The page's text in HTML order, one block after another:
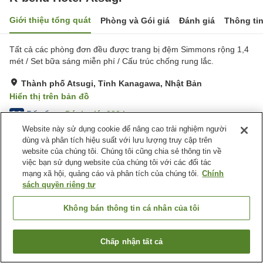
Giới thiệu tổng quát Phòng và Gói giá Đánh giá Thông
Tất cả các phòng đơn đều được trang bị đệm Simmons rộng 1,4
mét / Set bữa sáng miễn phí / Cấu trúc chống rung lắc.
Thành phố Atsugi, Tỉnh Kanagawa, Nhật Bản
Hiển thị trên bản đồ
3.9 Rất tốt Đánh giá:223lượt
Tiện nghi chỗ nghỉ
Giao Hàng Tận Nhà
Dịch Vụ Giặt Ủi
Máy bán hàng tự động
Giặt ủi có phí
Nhật Bản Tỉnh Kanagawa
Thành phố Atsugi
R-bend Hotel Atsugi
Tìm phòng trống
Website này sử dụng cookie để nâng cao trải nghiệm người
dùng và phân tích hiệu suất với lưu lượng truy cập trên
website của chúng tôi. Chúng tôi cũng chia sẻ thông tin về
việc bạn sử dụng website của chúng tôi với các đối tác
mạng xã hội, quảng cáo và phân tích của chúng tôi. Chính
sách quyền riêng tư
Không bán thông tin cá nhân của tôi
Chấp nhận tất cả